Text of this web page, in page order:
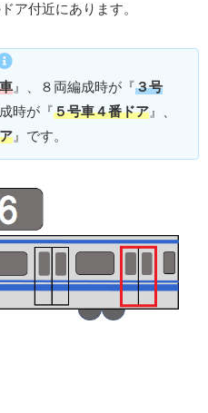
ア付近にあります。
』、８両編成時が『３号
時が『５号車４番ドア 』、
』です。